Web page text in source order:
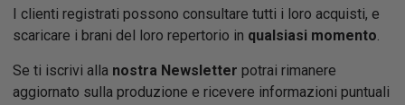
I clienti registrati possono consultare tutti i loro acquisti, e
scaricare i brani del loro repertorio in qualsiasi momento.
Se ti iscrivi alla nostra Newsletter potrai rimanere
aggiornato sulla produzione e ricevere informazioni puntuali